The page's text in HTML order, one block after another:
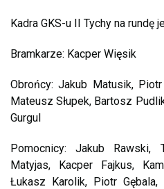
Kadra GKS-u II Tychy na rundę
Bramkarze: Kacper Więsik
Obrońcy: Jakub Matusik,
Mateusz Słupek, Bartosz
Gurgul
Pomocnicy: Jakub Rawski,
Matyjas, Kacper Fajkus,
Łukasz Karolik, Piotr Gębala,